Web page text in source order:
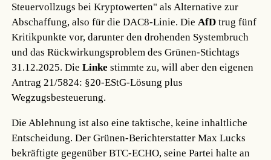
Steuervollzugs bei Kryptowerten" als Alternative zur
Abschaffung, also für die DAC8-Linie. Die AfD trug fünf
Kritikpunkte vor, darunter den drohenden Systembruch
und das Rückwirkungsproblem des Grünen-Stichtags
31.12.2025. DieLinke stimmte zu, will aber den eigenen
Antrag 21/5824: §20-EStG-Lösung plus
Wegzugsbesteuerung.
Die Ablehnung ist also eine taktische, keine inhaltliche
Entscheidung. Der Grünen-Berichterstatter Max Lucks
bekräftigte gegenüber BTC-ECHO, seine Partei halte an